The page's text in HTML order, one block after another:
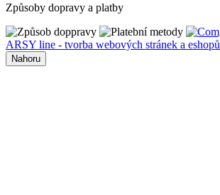
Způsoby dopravy a platby
ARSY line - tvorba webových stránek a eshopů
Nahoru